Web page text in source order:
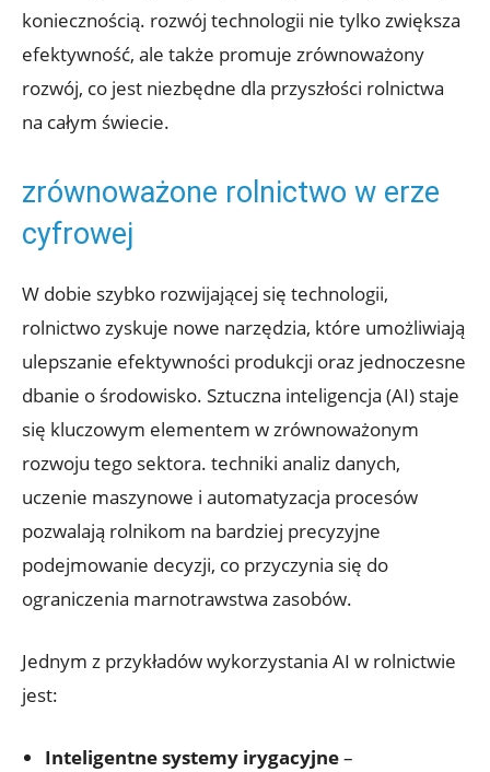
koniecznością. rozwój technologii nie tylko zwiększa
efektywność, ale także promuje zrównoważony
rozwój, co jest niezbędne dla przyszłości rolnictwa
na całym świecie.
zrównoważone rolnictwo w erze
cyfrowej
W dobie szybko rozwijającej się technologii,
rolnictwo zyskuje nowe narzędzia, które umożliwiają
ulepszanie efektywności produkcji oraz jednoczesne
dbanie o środowisko. Sztuczna inteligencja (AI) staje
się kluczowym elementem w zrównoważonym
rozwoju tego sektora. techniki analiz danych,
uczenie maszynowe i automatyzacja procesów
pozwalają rolnikom na bardziej precyzyjne
podejmowanie decyzji, co przyczynia się do
ograniczenia marnotrawstwa zasobów.
Jednym z przykładów wykorzystania AI w rolnictwie
jest:
Inteligentne systemy irygacyjne–